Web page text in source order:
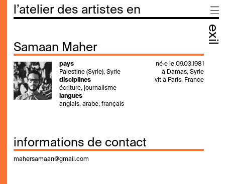
l’atelier des artistes en
exil
Samaan Maher
pays
Palestine (Syrie), Syrie
disciplines
écriture, journalisme
langues
anglais, arabe, français
né·e le 09.03.1981
à Damas, Syrie
vit à Paris, France
informations de contact
mahersamaan@gmail.com